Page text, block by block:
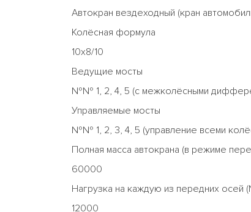
Автокран вездеходный (кран
Колёсная формула
10x8/10
Ведущие мосты
№№ 1, 2, 4, 5 (с межколёсными
Управляемые мосты
№№ 1, 2, 3, 4, 5 (управление всеми
Полная масса автокрана (в режиме
60000
Нагрузка на каждую из передних
12000